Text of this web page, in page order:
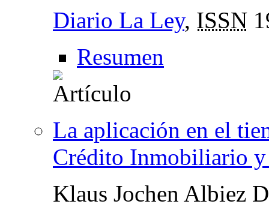
Diario La Ley, ISSN
Resumen
La aplicación en el
Crédito Inmobiliario y
Klaus Jochen Albiez